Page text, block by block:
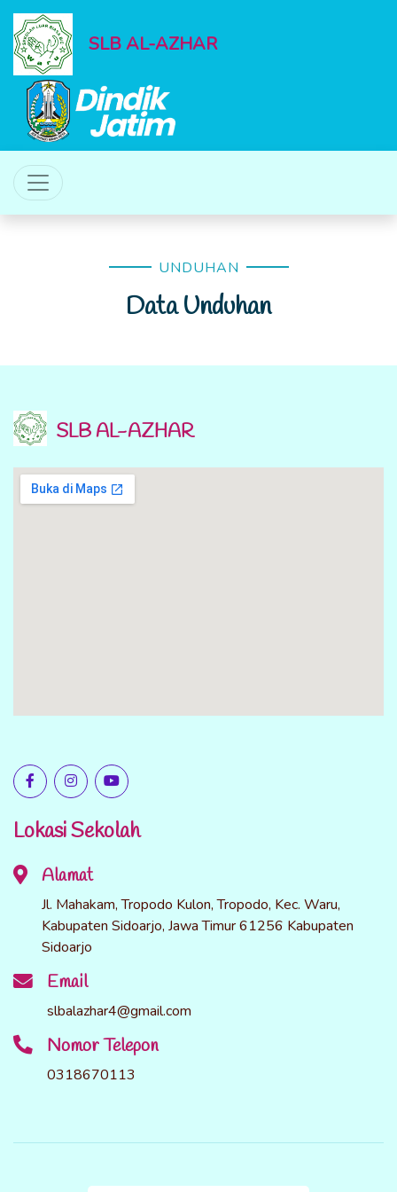
SLB AL-AZHAR
UNDUHAN
Data Unduhan
SLB AL-AZHAR
Lokasi Sekolah
Alamat
Jl. Mahakam, Tropodo Kulon, Tropodo, Kec. Waru,
Kabupaten Sidoarjo, Jawa Timur 61256 Kabupaten
Sidoarjo
Email
slbalazhar4@gmail.com
Nomor Telepon
0318670113